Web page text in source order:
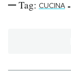
Tag: CUCINA -